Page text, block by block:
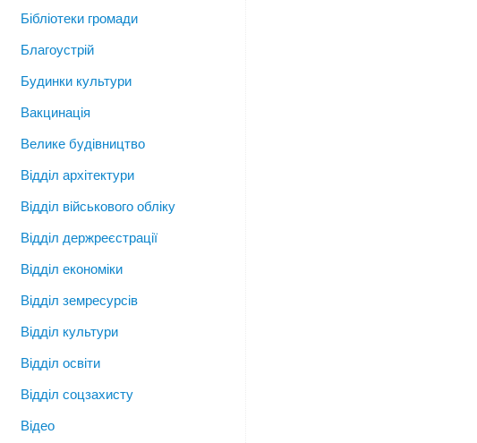
Бібліотеки громади
Благоустрій
Будинки культури
Вакцинація
Велике будівництво
Відділ архітектури
Відділ військового обліку
Відділ держреєстрації
Відділ економіки
Відділ земресурсів
Відділ культури
Відділ освіти
Відділ соцзахисту
Відео